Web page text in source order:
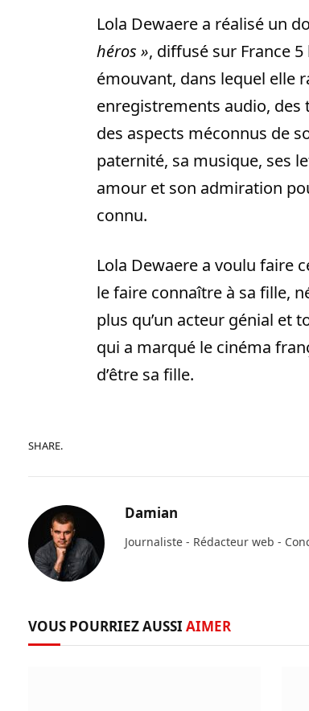
Lola Dewaere a réalisé un
héros », diffusé sur France
émouvant, dans lequel elle
enregistrements audio, des
des aspects méconnus de
paternité, sa musique, ses
amour et son admiration
connu.
Lola Dewaere a voulu faire
le faire connaître à sa fille,
plus qu’un acteur génial et
qui a marqué le cinéma
d’être sa fille.
SHARE.
Damian
Journaliste - Rédacteur web -
VOUS POURRIEZ AUSSI AIMER